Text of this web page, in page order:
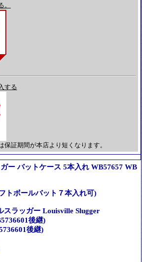
。
する
保証期間が本店より短くなります。
ー バットケース 5本入れ WB57657 WB
トボールバット７本入れ可)
スラッガー Louisville Slugger
後継)
後継)